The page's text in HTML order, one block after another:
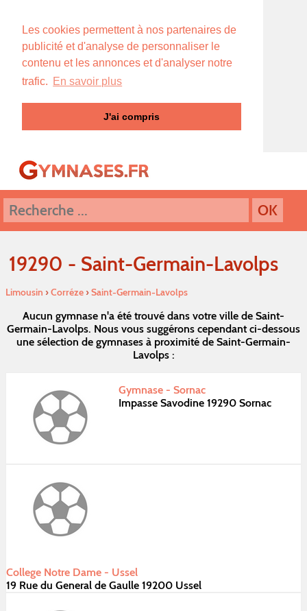
Les cookies permettent à nos partenaires de
publicité et d'analyse de personnaliser le
contenu et les annonces et d'analyser notre
trafic. En savoir plus
J'ai compris
19290 - Saint-Germain-Lavolps
Limousin ›Corréze›Saint-Germain-Lavolps
Aucun gymnase n'a été trouvé dans votre ville de Saint-
Germain-Lavolps. Nous vous suggérons cependant ci-dessous
une sélection de gymnases à proximité de Saint-Germain-
Lavolps :
Gymnase - Sornac
Impasse Savodine 19290 Sornac
College Notre Dame - Ussel
19 Rue du General de Gaulle 19200 Ussel